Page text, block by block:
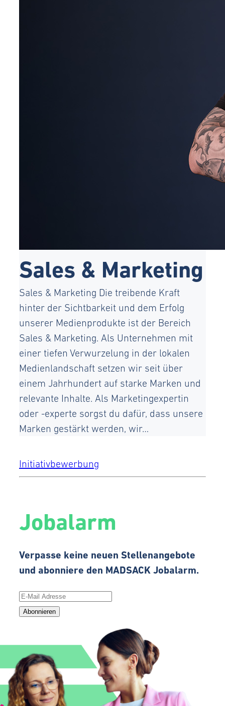
Sales & Marketing
Sales & Marketing Die treibende Kraft
hinter der Sichtbarkeit und dem Erfolg
unserer Medienprodukte ist der Bereich
Sales & Marketing. Als Unternehmen mit
einer tiefen Verwurzelung in der lokalen
Medienlandschaft setzen wir seit über
einem Jahrhundert auf starke Marken und
relevante Inhalte. Als Marketingexpertin
oder -experte sorgst du dafür, dass unsere
Marken gestärkt werden, wir…
Initiativbewerbung
Jobalarm
Verpasse keine neuen Stellenangebote
und abonniere den MADSACK Jobalarm.
Abonnieren